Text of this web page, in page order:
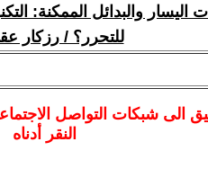
اليسار والبدائل الممكنة:
للتحرر؟ / رزكار
الى شبكات التواصل
النقر أدناه